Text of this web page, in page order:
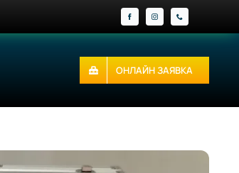
ОНЛАЙН ЗАЯВКА